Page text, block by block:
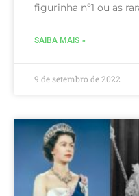
figurinha nº1 ou as
SAIBA MAIS »
9 de setembro de 2022